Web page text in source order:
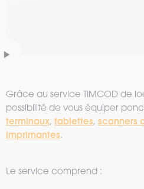
Grâce au service TIMCOD de
possibilité de vous équiper
terminaux, tablettes, scanners
imprimantes.
Le service comprend :